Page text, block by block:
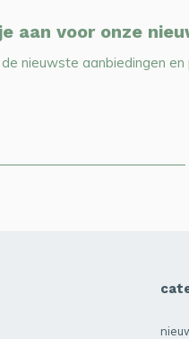
aan voor onze
nieuwste aanbiedingen